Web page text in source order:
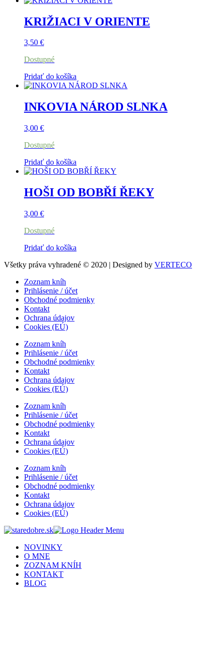
KRIŽIACI V ORIENTE
3,50 €
Dostupné
Pridať do košíka
INKOVIA NÁROD SLNKA
3,00 €
Dostupné
Pridať do košíka
HOŠI OD BOBŘÍ ŘEKY
3,00 €
Dostupné
Pridať do košíka
Všetky práva vyhradené © 2020 | Designed by VERTECO
Zoznam kníh
Prihlásenie / účet
Obchodné podmienky
Kontakt
Ochrana údajov
Cookies (EÚ)
Zoznam kníh
Prihlásenie / účet
Obchodné podmienky
Kontakt
Ochrana údajov
Cookies (EÚ)
Zoznam kníh
Prihlásenie / účet
Obchodné podmienky
Kontakt
Ochrana údajov
Cookies (EÚ)
Zoznam kníh
Prihlásenie / účet
Obchodné podmienky
Kontakt
Ochrana údajov
Cookies (EÚ)
NOVINKY
O MNE
ZOZNAM KNÍH
KONTAKT
BLOG